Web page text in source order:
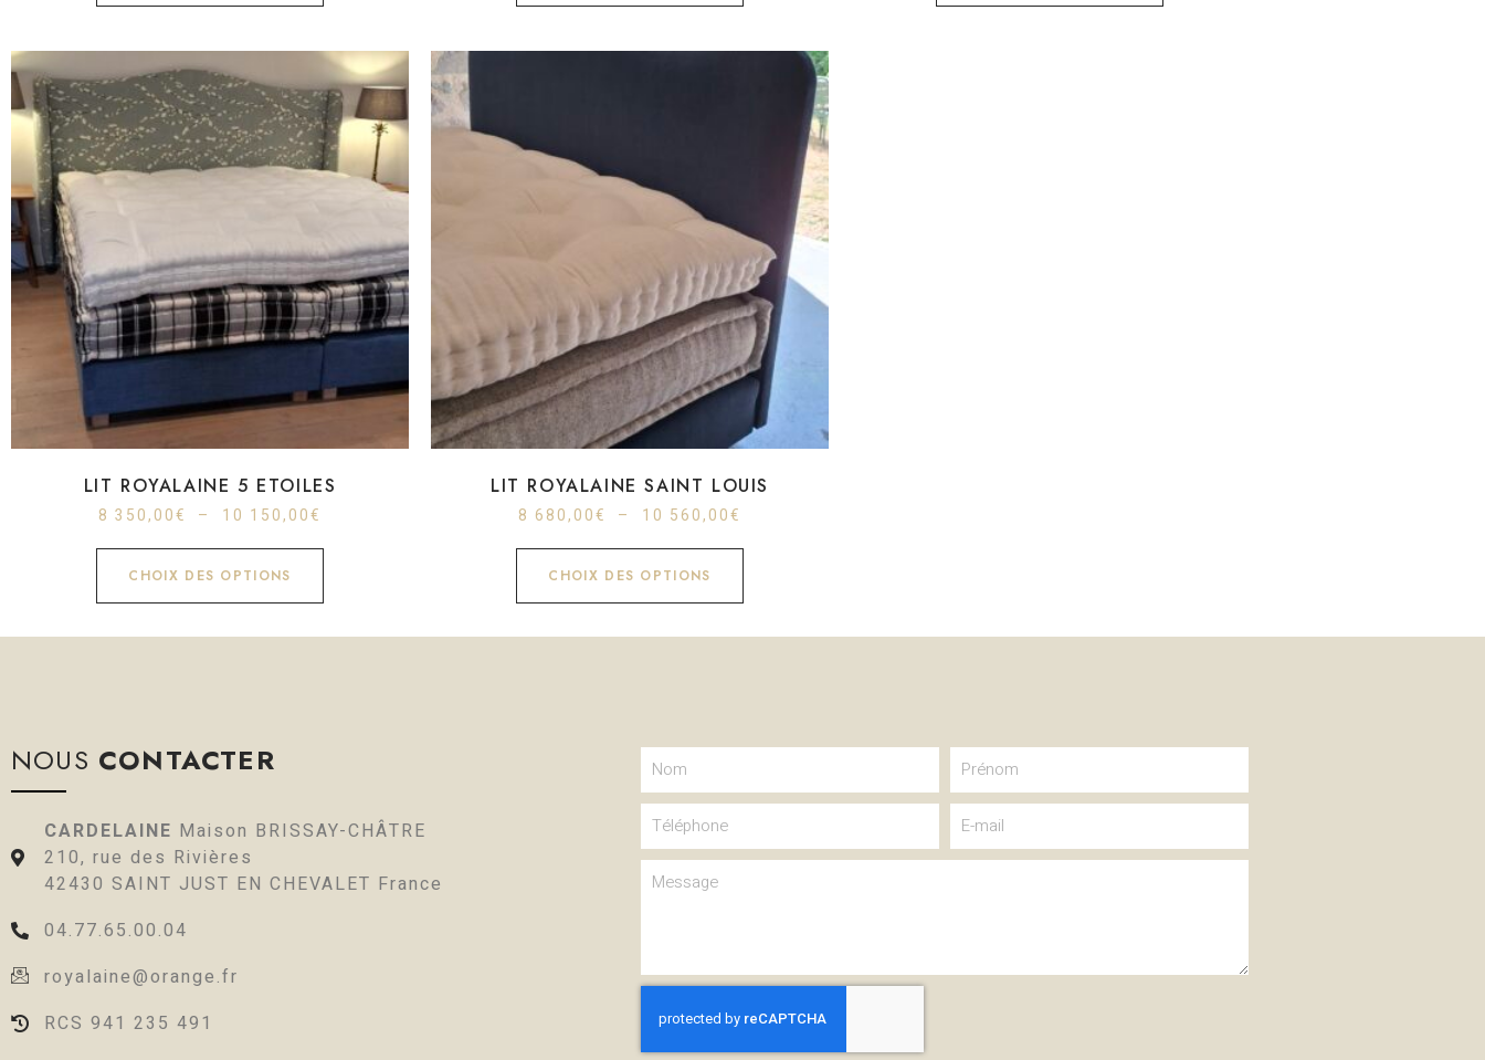
LIT ROYALAINE 5 ETOILES
8 350,00€ – 10 150,00€
CHOIX DES OPTIONS
LIT ROYALAINE SAINT LOUIS
8 680,00€ – 10 560,00€
CHOIX DES OPTIONS
NOUS CONTACTER
CARDELAINE Maison BRISSAY-CHÂTRE
210, rue des Rivières
42430 SAINT JUST EN CHEVALET France
04.77.65.00.04
royalaine@orange.fr
RCS 941 235 491